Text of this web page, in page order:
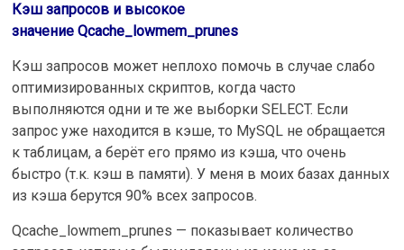
Кэш запросов и высокое
значение Qcache_lowmem_prunes
Кэш запросов может неплохо помочь в случае слабо
оптимизированных скриптов, когда часто
выполняются одни и те же выборки SELECT. Если
запрос уже находится в кэше, то MySQL не обращается
к таблицам, а берёт его прямо из кэша, что очень
быстро (т.к. кэш в памяти). У меня в моих базах данных
из кэша берутся 90% всех запросов.
Qcache_lowmem_prunes — показывает количество